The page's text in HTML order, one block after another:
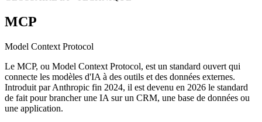
MCP
Model Context Protocol
Le MCP, ou Model Context Protocol, est un standard ouvert qui
connecte les modèles d'IA à des outils et des données externes.
Introduit par Anthropic fin 2024, il est devenu en 2026 le standard
de fait pour brancher une IA sur un CRM, une base de données ou
une application.